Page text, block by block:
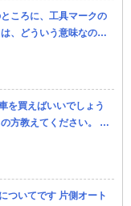
ころに、工具マークの
、どういう意味なので
デイズルー クス
を買えばいいでしょう
方教えてください。 現
考えています。 家族構
ついてです 片側オート